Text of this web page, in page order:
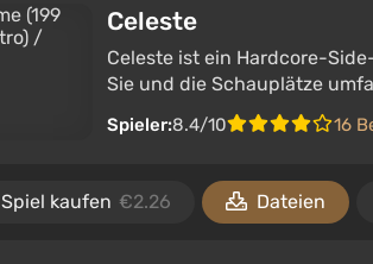
Celeste
Celeste ist ein Hardcore-
Sie und die Schauplätze
Spieler:8.4/10 16
Spiel kaufen €2.26 Dateien